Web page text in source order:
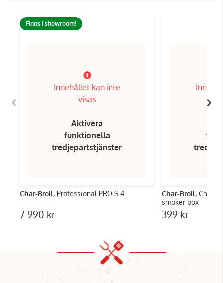
Finns i showroom!
Innehållet kan inte
visas
Aktivera
funktionella
tredjepartstjänster
Char-Broil, Professional PRO S 4
7 990 kr
Char-Broil,
smoker box
399 kr